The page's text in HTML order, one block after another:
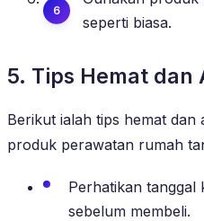
seperti biasa.
5. Tips Hemat dan
Berikut ialah tips hemat
produk perawatan rumah
Perhatikan
sebelum membeli.